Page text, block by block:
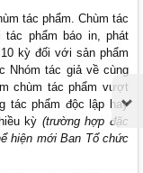
tác phẩm. Chùm tác
phẩm báo in, phát
kỳ đối với sản phẩm
Nhóm tác giả về cùng
chùm tác phẩm vượt
tác phẩm độc lập hay
kỳ (trường hợp đặc
hiện mới Ban Tổ chức